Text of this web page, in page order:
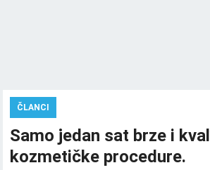
ČLANCI
Samo jedan sat brze i
kozmetičke procedure.